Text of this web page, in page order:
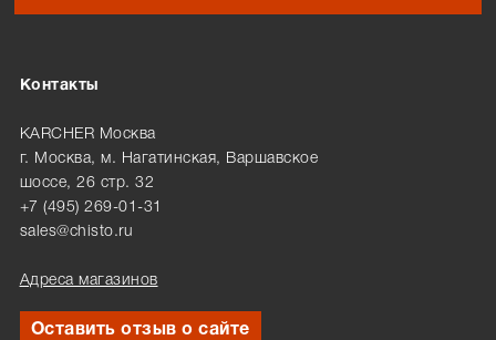
Контакты
KARCHER Москва
г. Москва, м. Нагатинская, Варшавское
шоссе, 26 стр. 32
+7 (495) 269-01-31
sales@chisto.ru
Адреса магазинов
Оставить отзыв о сайте